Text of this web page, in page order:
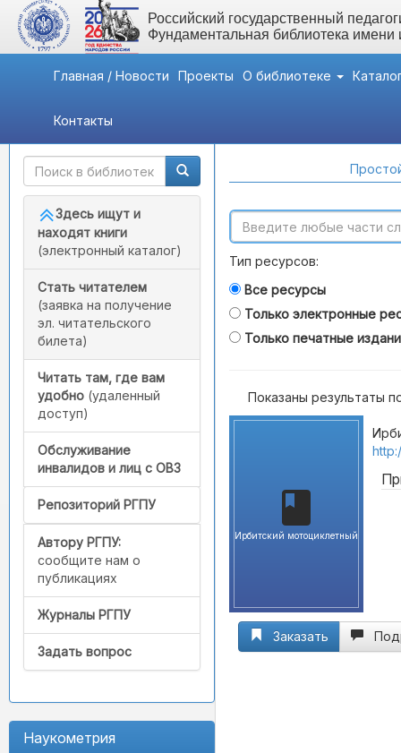
Российский государственный
Фундаментальная библиотека
Главная / Новости Проекты О библиотеке
Контакты
Быстрый доступ
Здесь ищут и
находят книги
(электронный каталог)
Стать читателем
(заявка на получение
эл. читательского
билета)
Читать там, где вам
удобно (удаленный
доступ)
Обслуживание
инвалидов и лиц с ОВЗ
Репозиторий РГПУ
Автору РГПУ:
сообщите нам о
публикациях
Журналы РГПУ
Задать вопрос
Наукометрия
Тип ресурсов:
Все ресурсы
Только электронные
Только печатные
Показаны результаты
Ирбитский мотоциклетный
Заказать